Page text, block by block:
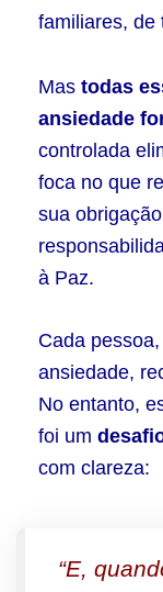
familiares, de
Mas todas
ansiedade
controlada
foca no que
sua
à Paz.
Cada
ansiedade,
No entanto,
foi um
com clareza:
“E,